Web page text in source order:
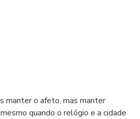
manter o afeto, mas manter
quando o relógio e a cidade